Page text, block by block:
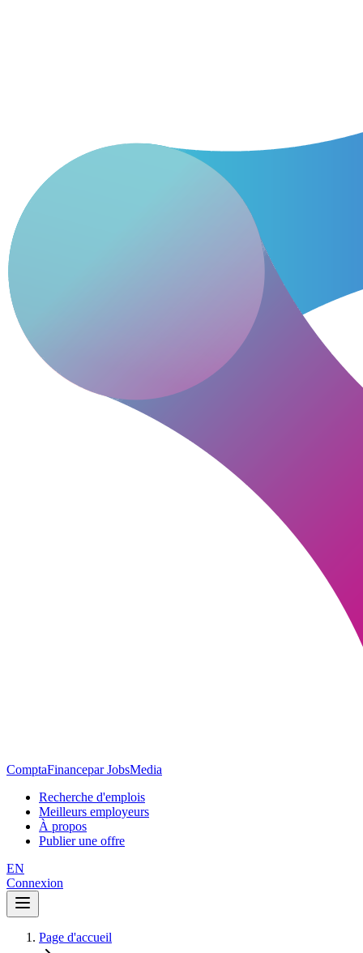
ComptaFinancepar JobsMedia
Recherche d'emplois
Meilleurs employeurs
À propos
Publier une offre
EN
Connexion
Page d'accueil